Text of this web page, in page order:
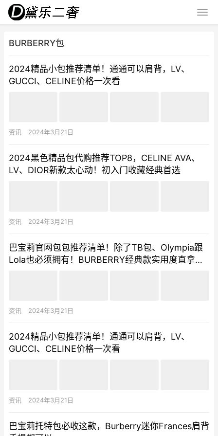
BURBERRY包
2024精品小包推荐清单！通通可以肩背，LV、
GUCCI、CELINE价格一次看
资讯 2024年3月21日
2024黑色精品包代购推荐TOP8，CELINE AVA、
LV、DIOR新款太心动！初入门收藏经典首选
资讯 2024年3月21日
巴宝莉官网包包推荐清单！除了TB包、Olympia跟
Lola也必须拥有！BURBERRY经典款实用度直拿满
资讯 2024年3月21日
2024精品小包推荐清单！通通可以肩背，LV、
GUCCI、CELINE价格一次看
资讯 2024年3月21日
巴宝莉托特包必收这款，Burberry迷你Frances肩背